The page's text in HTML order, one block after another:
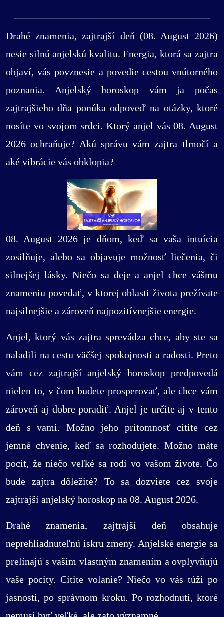
Drahé znamenia, zajtrajší deň (08. August 2026)
nesie silnú anjelskú kvalitu. Energia, ktorá sa zajtra
objaví, vás povznesie a povedie cestou vnútorného
poznania. Anjelský horoskop vám ja počas
zajtrajšieho dňa ponúka odpoveď na otázky, ktoré
nosíte vo svojom srdci. Ktorý anjel vás 08. August
2026 ochraňuje? Akú správu vám zajtra tlmočí a
aké vibrácie vás obklopia?
08. August 2026 je dňom, keď sa vaša intuícia
zosilňuje, alebo sa objavuje možnosť liečenia, či
silnejšej lásky. Niečo sa deje a anjel chce vášmu
znameniu povedať, v ktorej oblasti života prežívate
najsilnejšie a zároveň najpozitívnejšie energie.
Anjel, ktorý vás zajtra sprevádza chce, aby ste sa
naladili na cestu väčšej spokojnosti a radosti. Preto
vám cez zajtrajší anjelský horoskop predpovedá
nielen to, v čom budete prosperovať, ale chce vám
zároveň aj dobre poradiť. Anjel je určite aj v tento
deň s vami. Možno jeho prítomnosť cítite cez
jemné chvenie, keď sa rozhodujete. Možno máte
pocit, že niečo veľké sa rodí vo vašom živote. Čo
bude zajtra dôležité? To sa dozviete cez svoje
zajtrajší anjelský horoskop na 08. August 2026.
Drahé znamenia, zajtrajší deň obsahuje
neprehliadnuteľnú iskru zmeny. Anjelské energie sa
prelínajú s vaším vlastným znamením a ovplyvňujú
vaše pocity. Cítite volanie? Niečo vo vás túži po
jasnosti, po správnom kroku. Po rozhodnutí, ktoré